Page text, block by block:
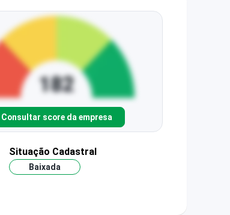
Consultar score da empresa
Situação Cadastral
Baixada